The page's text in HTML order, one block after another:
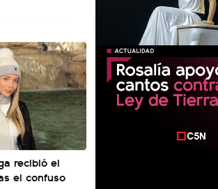
recibió el
el confuso